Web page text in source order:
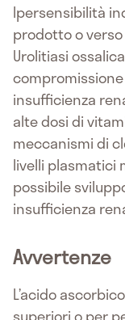
Ipersensibilità
prodotto o
Urolitiasi
insufficienza
alte dosi di
meccanismi di
livelli plasmatici
possibile
insufficienza
Avvertenze
L’acido